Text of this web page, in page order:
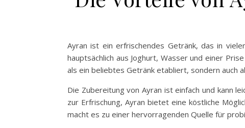
Ayran ist ein erfrischendes Getränk, das in
hauptsächlich aus Joghurt, Wasser und einer
als ein beliebtes Getränk etabliert, sondern auch
Die Zubereitung von Ayran ist einfach und kann
zur Erfrischung, Ayran bietet eine köstliche
macht es zu einer hervorragenden Quelle für